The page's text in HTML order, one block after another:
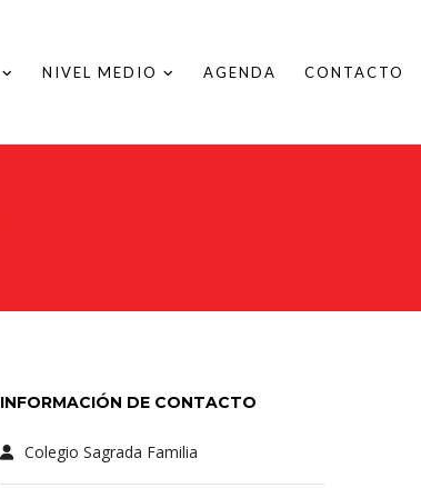
NIVEL MEDIO AGENDA CONTACTO
INFORMACIÓN DE CONTACTO
Colegio Sagrada Familia